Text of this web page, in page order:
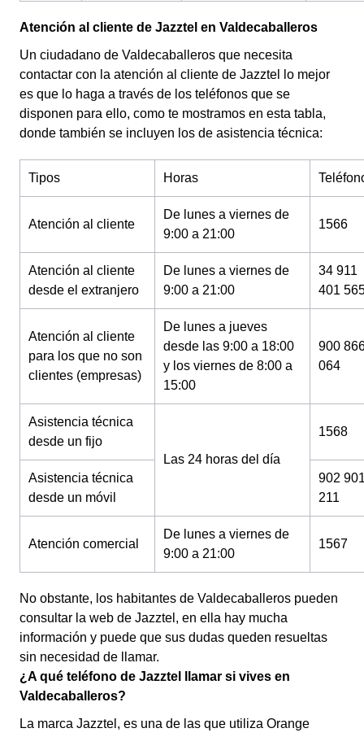
Atención al cliente de Jazztel en Valdecaballeros
Un ciudadano de Valdecaballeros que necesita
contactar con la atención al cliente de Jazztel lo mejor
es que lo haga a través de los teléfonos que se
disponen para ello, como te mostramos en esta tabla,
donde también se incluyen los de asistencia técnica:
Tipos Horas
Atención al cliente
De lunes a viernes de
9:00 a 21:00
1566
Atención al cliente
desde el extranjero
De lunes a viernes de
9:00 a 21:00
34 911
401
Atención al cliente
para los que no son
clientes (empresas)
De lunes a jueves
desde las 9:00 a 18:00
y los viernes de 8:00 a
15:00
900
064
Asistencia técnica
desde un fijo
Las 24 horas del día
1568
Asistencia técnica
desde un móvil
902
211
Atención comercial
De lunes a viernes de
9:00 a 21:00
1567
No obstante, los habitantes de Valdecaballeros pueden
consultar la web de Jazztel, en ella hay mucha
información y puede que sus dudas queden resueltas
sin necesidad de llamar.
¿A qué teléfono de Jazztel llamar si vives en
Valdecaballeros?
La marca Jazztel, es una de las que utiliza Orange